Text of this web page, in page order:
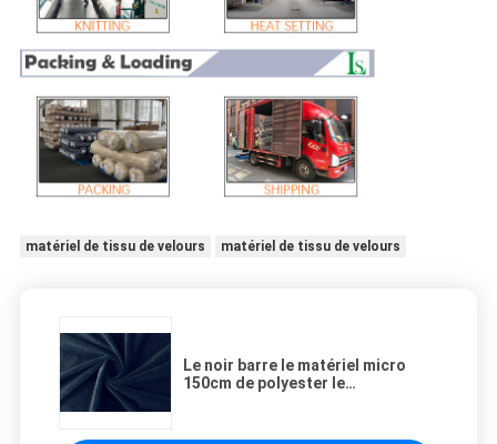
matériel de tissu de velours matériel de tissu de velours
Le noir barre le matériel micro
150cm de polyester le